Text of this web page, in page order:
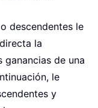
descendentes le
la
de una
le
y